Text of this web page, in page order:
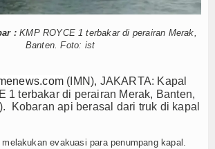
Pertama
Berlapis
dan Kepala Staf Angkatan
:KMP ROYCE 1 terbakar di perairan Merak,
Banten. Foto: ist
(IMN), JAKARTA: Kapal
1 terbakar di perairan Merak, Banten,
Kobaran api berasal dari truk di kapal
evakuasi para penumpang kapal.